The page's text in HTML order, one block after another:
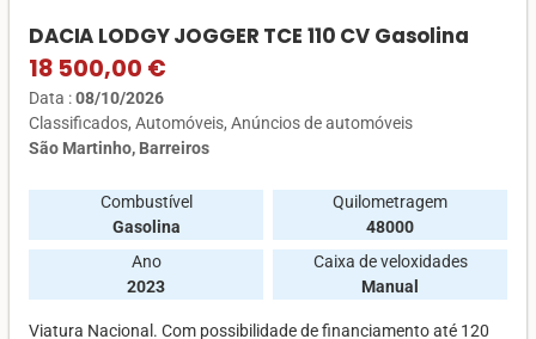
DACIA LODGY JOGGER TCE 110 CV Gasolina
18 500,00 €
Data :08/10/2026
Classificados Automóveis Anúncios de automóveis
São Martinho, Barreiros
Combustível
Gasolina
Quilometragem
48000
Ano
2023
Caixa de veloxidades
Manual
Viatura Nacional. Com possibilidade de financiamento até 120